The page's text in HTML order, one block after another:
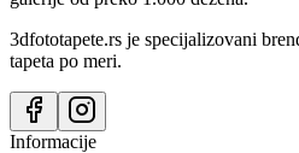
3dfototapete.rs je specijalizovani
tapeta po meri.
Informacije